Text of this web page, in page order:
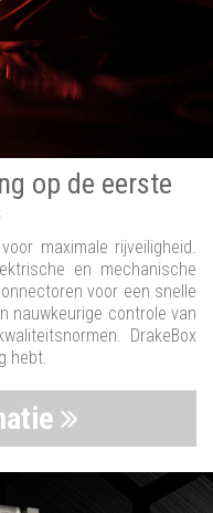
op de eerste
maximale rijveiligheid.
en mechanische
voor een snelle
nauwkeurige controle van
DrakeBox
hebt.